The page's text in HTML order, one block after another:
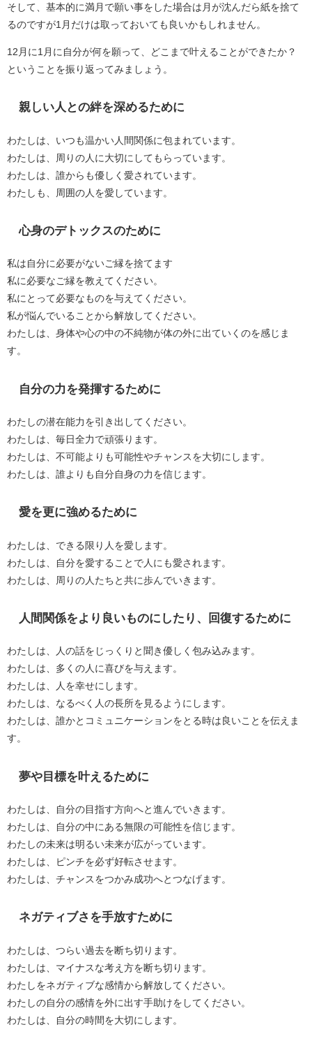
そして、基本的に満月で願い事をした場合は月が沈んだら紙を捨て
るのですが1月だけは取っておいても良いかもしれません。
12月に1月に自分が何を願って、どこまで叶えることができたか？
ということを振り返ってみましょう。
親しい人との絆を深めるために
わたしは、いつも温かい人間関係に包まれています。
わたしは、周りの人に大切にしてもらっています。
わたしは、誰からも優しく愛されています。
わたしも、周囲の人を愛しています。
心身のデトックスのために
私は自分に必要がないご縁を捨てます
私に必要なご縁を教えてください。
私にとって必要なものを与えてください。
私が悩んでいることから解放してください。
わたしは、身体や心の中の不純物が体の外に出ていくのを感じま
す。
自分の力を発揮するために
わたしの潜在能力を引き出してください。
わたしは、毎日全力で頑張ります。
わたしは、不可能よりも可能性やチャンスを大切にします。
わたしは、誰よりも自分自身の力を信じます。
愛を更に強めるために
わたしは、できる限り人を愛します。
わたしは、自分を愛することで人にも愛されます。
わたしは、周りの人たちと共に歩んでいきます。
人間関係をより良いものにしたり、回復するために
わたしは、人の話をじっくりと聞き優しく包み込みます。
わたしは、多くの人に喜びを与えます。
わたしは、人を幸せにします。
わたしは、なるべく人の長所を見るようにします。
わたしは、誰かとコミュニケーションをとる時は良いことを伝えま
す。
夢や目標を叶えるために
わたしは、自分の目指す方向へと進んでいきます。
わたしは、自分の中にある無限の可能性を信じます。
わたしの未来は明るい未来が広がっています。
わたしは、ピンチを必ず好転させます。
わたしは、チャンスをつかみ成功へとつなげます。
ネガティブさを手放すために
わたしは、つらい過去を断ち切ります。
わたしは、マイナスな考え方を断ち切ります。
わたしをネガティブな感情から解放してください。
わたしの自分の感情を外に出す手助けをしてください。
わたしは、自分の時間を大切にします。